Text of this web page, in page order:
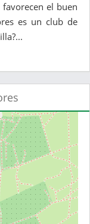
favorecen el buen
es un club de